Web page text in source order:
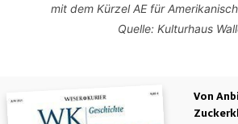
mit dem Kürzel AE für
Quelle: Kulturhaus
Von